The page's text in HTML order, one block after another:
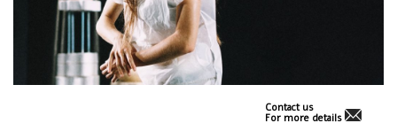
Contact us
For more details